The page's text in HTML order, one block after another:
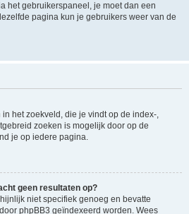
het gebruikerspaneel, je moet dan een
pagina kun je gebruikers weer van de
het zoekveld, die je vindt op de index-,
zoeken is mogelijk door op de
je op iedere pagina.
geen resultaten op?
niet specifiek genoeg en bevatte
phpBB3 geïndexeerd worden. Wees